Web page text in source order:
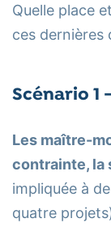
Quelle place
ces dernières
Scénario 1
Les maître-
contrainte, la
impliquée à
quatre